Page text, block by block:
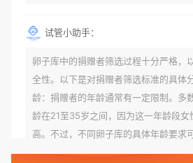
试管小助手：
卵子库中的捐赠者筛选过程十分严格，
全性。以下是对捐赠者筛选标准的具体
龄：捐赠者的年龄通常有一定限制。多
龄在21至35岁之间，因为这一年龄段女
高。不过，不同卵子库的具体年龄要求
量指数（BMI）：捐赠者的BMI通常需